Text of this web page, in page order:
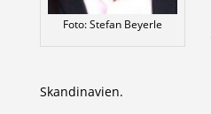
Foto: Stefan Beyerle
Skandinavien.